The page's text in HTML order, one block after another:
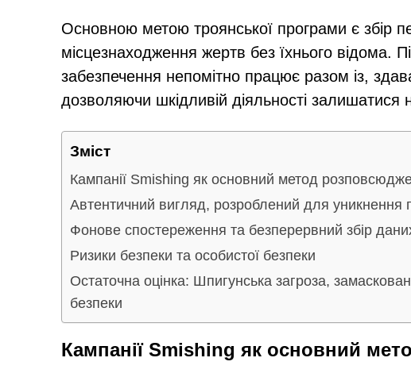
Основною метою троянської програми є збір
місцезнаходження жертв без їхнього відома.
забезпечення непомітно працює разом із,
дозволяючи шкідливій діяльності
Зміст
Кампанії Smishing як основний метод
Автентичний вигляд, розроблений для уникнення
Фонове спостереження та безперервний збір
Ризики безпеки та особистої безпеки
Остаточна оцінка: Шпигунська загроза,
безпеки
Кампанії Smishing як основний